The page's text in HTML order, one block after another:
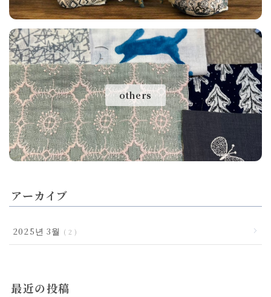
others
アーカイブ
2025년 3월 2
最近の投稿